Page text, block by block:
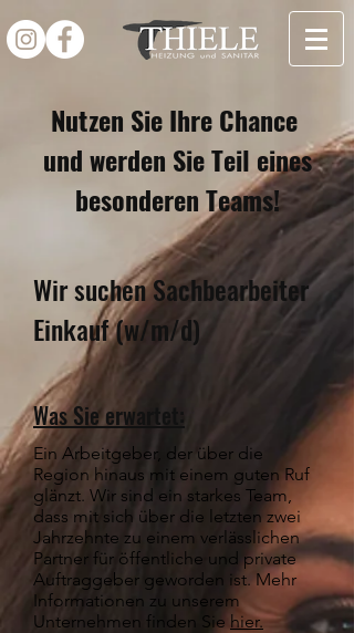
Nutzen Sie Ihre Chance
und werden Sie Teil eines
besonderen Teams!
Wir suchen Sachbearbeiter
Einkauf (w/m/d)
Was Sie erwartet:
Ein Arbeitgeber, der über die
Region hinaus mit einem guten Ruf
glänzt. Wir sind ein starkes Team,
dass mit sich über die letzten zwei
Jahrzehnte zu einem verlässlichen
Partner für öffentliche und private
Auftraggeber geworden ist. Mehr
Informationen zu unserem
Unternehmen finden Sie hier.